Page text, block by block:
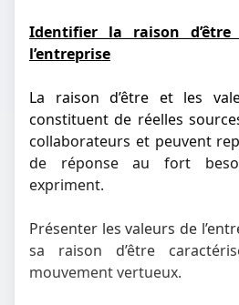
Identifier la raison
l’entreprise
La raison d’être et les
constituent de réelles
collaborateurs et peuvent
de réponse au fort
expriment.
Présenter les valeurs de
sa raison d’être
mouvement vertueux.